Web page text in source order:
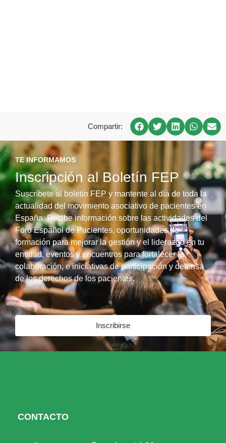
Compartir:
TE INFORMAMOS
Inscripción al Boletín FEP
Suscríbete al boletín FEP y mantente al día de toda la
actualidad del movimiento asociativo de pacientes en
España. Recibe información sobre las actividades del
Foro Español de Pacientes, oportunidades de
formación para mejorar la gestión y el liderazgo en tu
entidad, eventos y encuentros para fortalecer la
colaboración, e iniciativas de participación y defensa
de los derechos de los pacientes.
Inscribirse
CONTACTO